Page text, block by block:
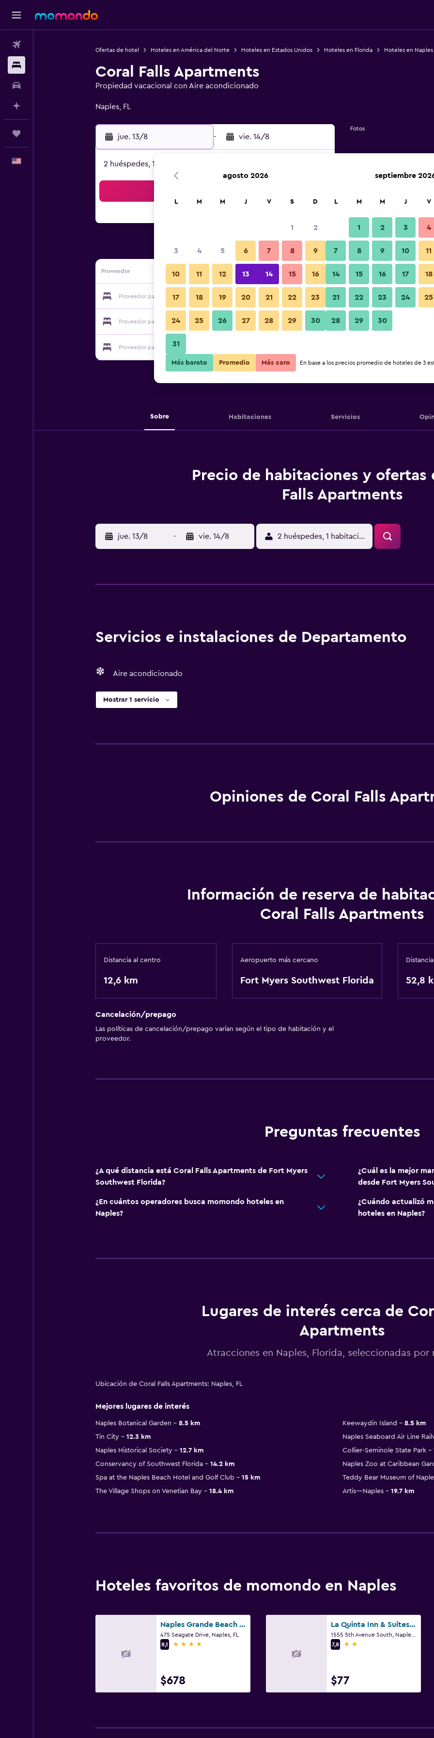
Ofertas de hotel Hoteles en América del Norte Hoteles en Estados Unidos Hoteles en Florida Hoteles en Naples
Coral Falls Apartments
Propiedad vacacional con Aire acondicionado
Naples, FL
jue. 13/8 - vie. 14/8
2 huéspedes, 1 habitación
Proveedor
Proveedor para Coral Falls Apartments Ver precios
Proveedor para Coral Falls Apartments Ver precios
Proveedor para Coral Falls Apartments
Fotos
Sobre Habitaciones Servicios
Precio de habitaciones y ofertas
Falls Apartments
jue. 13/8 - vie. 14/8 2 huéspedes, 1 habitación
Servicios e instalaciones de Departamento
Aire acondicionado
Mostrar 1 servicio
Opiniones de Coral Falls
Información de reserva de
Coral Falls Apartments
Distancia al centro
12,6 km
Aeropuerto más cercano
Fort Myers Southwest Florida 52,8
Cancelación/prepago
Las políticas de cancelación/prepago varían según el tipo de habitación y el
proveedor.
Preguntas frecuentes
¿A qué distancia está Coral Falls Apartments de Fort Myers
Southwest Florida?
¿Cuál es la mejor
desde Fort Myers
¿En cuántos operadores busca momondo hoteles en
Naples?
¿Cuándo actualizó
hoteles en Naples?
Lugares de interés cerca de
Apartments
Atracciones en Naples, Florida, seleccionadas por
Ubicación de Coral Falls Apartments: Naples, FL
Mejores lugares de interés
Naples Botanical Garden 8.5 km Keewaydin Island
8.5 km
Tin City
12.3 km Naples Seaboard Air Line
Naples Historical Society
12.7 km Collier-Seminole State Park
Conservancy of Southwest Florida
14.2 km Naples Zoo at Caribbean
Spa at the Naples Beach Hotel and Golf Club
15 km Teddy Bear Museum of
The Village Shops on Venetian Bay
18.4 km Artis—Naples 19.7 km
Hoteles favoritos de momondo en Naples
Naples Grande Beach Resort
475 Seagate Drive, Naples, FL
8,1
4 estrellas
$678
La Quinta Inn & Suites by Wyndham Naples Downtown
1555 5th Avenue South, Naples, FL
7,8
2 estrellas
$77
agosto 2026
L M M J V S D
1 2
3 4 5 6 7 8 9
10 11 12 13 14 15 16
17 18 19 20 21 22 23
24 25 26 27 28 29 30
31
septiembre
L M M J V
1 2 3 4
7 8 9 10 11
14 15 16 17 18
21 22 23 24 25
28 29 30
Más barato Promedio Más caro En base a los precios promedio de hoteles de 3